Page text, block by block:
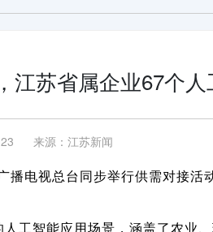
江苏省属企业67个
来源： 江苏新闻
电视总台同步举行供需对接活动
工智能应用场景，涵盖了农业